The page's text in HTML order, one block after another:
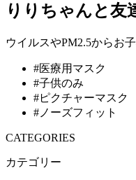
りりちゃんと友
ウイルスやPM2.5からお
#医療用マスク
#子供のみ
#ピクチャーマスク
#ノーズフィット
CATEGORIES
カテゴリー